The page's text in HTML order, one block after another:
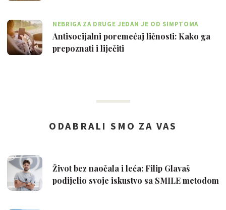
NEBRIGA ZA DRUGE JEDAN JE OD SIMPTOMA
Antisocijalni poremećaj ličnosti: Kako ga
prepoznati i liječiti